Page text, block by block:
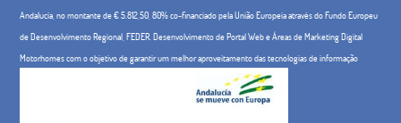
Andalucía, no montante de € 5.812,50, 80% co-financiado pela União Europeia através do Fundo Europeu
de Desenvolvimento Regional, FEDER. Desenvolvimento de Portal Web e Áreas de Marketing Digital
Motorhomes com o objetivo de garantir um melhor aproveitamento das tecnologias de informação